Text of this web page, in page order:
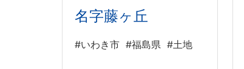
名字藤ヶ丘
#いわき市 #福島県 #土地